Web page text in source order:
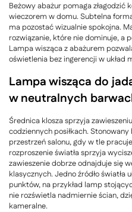
Beżowy abażur pomaga złagodzić
wieczorem w domu. Subtelna
ma pozostać wizualnie spokojna.
rozwiązanie, które nie dominuje, a
Lampa wisząca z abażurem
oświetlenia bez ingerencji w układ
Lampa wisząca do
w neutralnych
Średnica klosza sprzyja
codziennych posiłkach.
przestrzeń salonu, gdy w tle
rozproszenie światła sprzyja
zawieszenie dobrze odnajduje się
klasycznych. Jedno źródło
punktów, na przykład lamp
nie rozświetla nadmiernie ścian,
kameralne.